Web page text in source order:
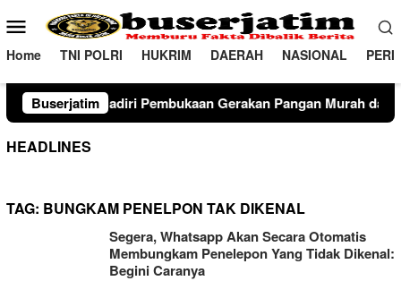
ke
konten
Menu
Mobile
Home TNI POLRI HUKRIM DAERAH NASIONAL
BuserjatimGerakan Pangan Murah dan Produk Unggulan
HEADLINES
TAG: BUNGKAM PENELPON TAK DIKENAL
Segera, Whatsapp Akan Secara Otomatis
Membungkam Penelepon Yang Tidak Dikenal:
Begini Caranya